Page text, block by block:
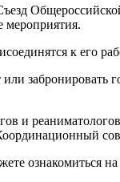
мероприятия.
к его
забронировать
и
ознакомиться на